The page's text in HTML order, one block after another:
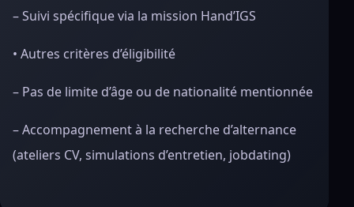
– Suivi spécifique via la mission Hand’IGS
• Autres critères d’éligibilité
– Pas de limite d’âge ou de nationalité mentionnée
– Accompagnement à la recherche d’alternance
(ateliers CV, simulations d’entretien, jobdating)